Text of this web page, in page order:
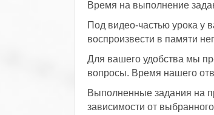
Время на выполнение
Под видео-частью урока у
воспроизвести в памяти
Для вашего удобства мы
вопросы. Время нашего
Выполненные задания на
зависимости от